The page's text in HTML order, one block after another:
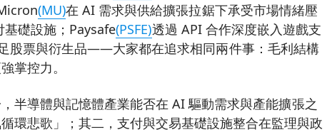
(MU)在 AI 需求與供給擴張拉鋸下承受市場情緒壓
礎設施；Paysafe(PSFE)透過 API 合作深度嵌入遊戲支
股票與衍生品——大家都在追求相同兩件事：毛利結構
掌控力。
半導體與記憶體產業能否在 AI 驅動需求與產能擴張之
環悲歌」；其二，支付與交易基礎設施整合在監理與政